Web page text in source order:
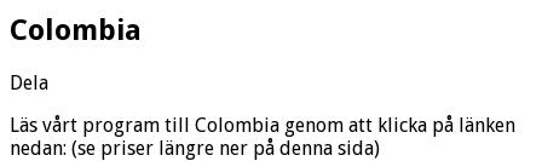
Colombia
Dela
Läs vårt program till Colombia genom att klicka på länken
nedan: (se priser längre ner på denna sida)